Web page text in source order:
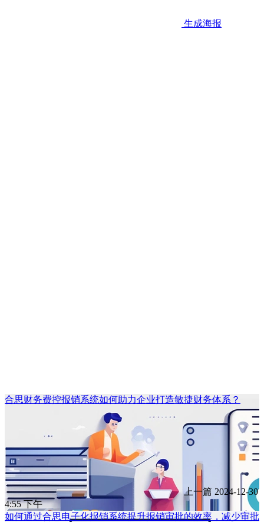
生成海报
合思财务费控报销系统如何助力企业打造敏捷财务体系？
上一篇 2024-12-30
4:55 下午
如何通过合思电子化报销系统提升报销审批的效率，减少审批